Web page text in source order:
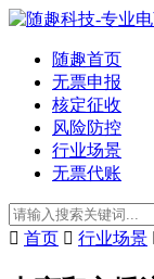
随趣首页
无票申报
核定征收
风险防控
行业场景
无票代账
 首页  行业场景